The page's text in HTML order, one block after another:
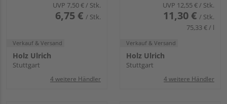
UVP 7,50 €/ Stk.
6,75 € / Stk.
Verkauf & Versand
Holz Ulrich
Stuttgart
4 weitere Händler
UVP 12,55 €/ Stk.
11,30 € / Stk.
75,33 € / l
Verkauf & Versand
Holz Ulrich
Stuttgart
4 weitere Händler